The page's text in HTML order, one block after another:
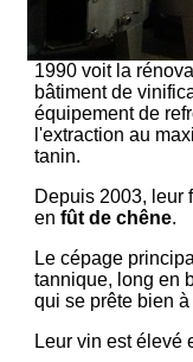
1990 voit la
bâtiment de
équipement de
l'extraction au
tanin.
Depuis 2003, leur
en fût de chêne.
Le cépage
tannique, long en
qui se prête bien
Leur vin est élevé